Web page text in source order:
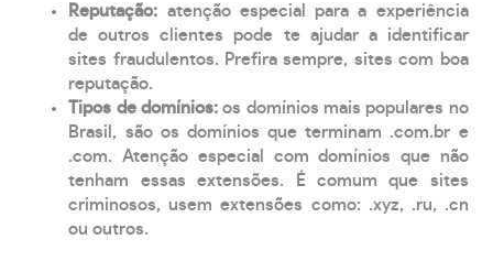
Reputação: atenção especial para a experiência
de outros clientes pode te ajudar a identificar
sites fraudulentos. Prefira sempre, sites com boa
reputação.
Tipos de domínios:os domínios mais populares no
Brasil, são os domínios que terminam .com.br e
.com. Atenção especial com domínios que não
tenham essas extensões. É comum que sites
criminosos, usem extensões como: .xyz, .ru, .cn
ou outros.